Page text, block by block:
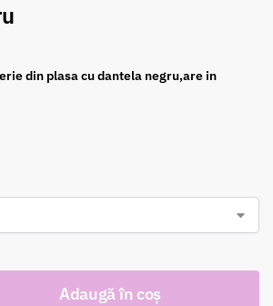
din plasa cu dantela negru,are in
Adaugă în coș